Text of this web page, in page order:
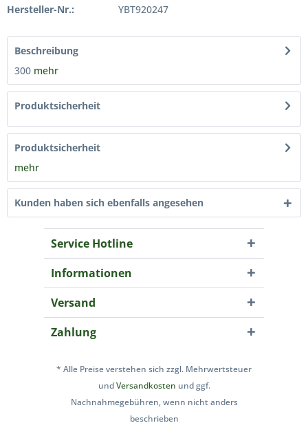
Hersteller-Nr.:
YBT920247
Beschreibung
300 mehr
Produktsicherheit
Produktsicherheit
mehr
Kunden haben sich ebenfalls angesehen
Service Hotline
Informationen
Versand
Zahlung
* Alle Preise verstehen sich zzgl. Mehrwertsteuer
undVersandkosten und ggf.
Nachnahmegebühren, wenn nicht anders
beschrieben